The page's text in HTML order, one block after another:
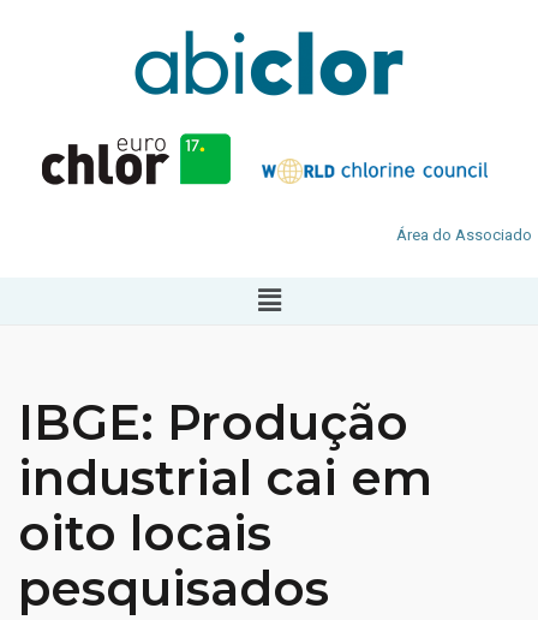
Área do Associado
IBGE: Produção
industrial cai em
oito locais
pesquisados